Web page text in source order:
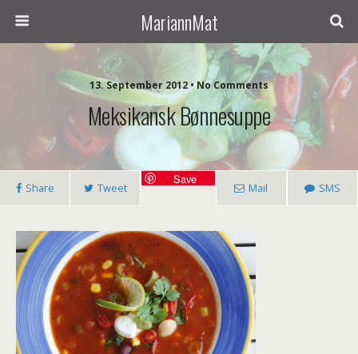
MariannMat
13. September 2012 • No Comments
Meksikansk Bønnesuppe
Share Tweet
Save
Mail SMS